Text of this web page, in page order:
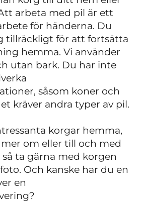
arbeta med pil är ett
för händerna. Du
tillräckligt för att fortsätta
hemma. Vi använder
utan bark. Du har inte
såsom koner och
kräver andra typer av pil.
korgar hemma,
om eller till och med
ta gärna med korgen
Och kanske har du en
en